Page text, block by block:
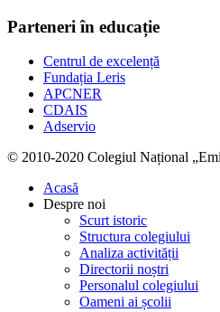
Parteneri în educație
Centrul de excelență
Fundația Leris
APCNER
CDAIS
Adservio
© 2010-2020 Colegiul Național
Acasă
Despre noi
Scurt istoric
Structura colegiului
Analiza activității
Directorii noștri
Personalul colegiului
Oameni ai școlii